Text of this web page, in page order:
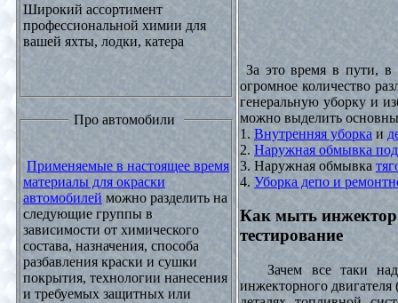
Широкий ассортимент
профессиональной химии для
вашей яхты, лодки, катера
Про автомобили
Применяемые в настоящее время
материалы для окраски
автомобилей можно разделить на
следующие группы в
зависимости от химического
состава, назначения, способа
разбавления краски и сушки
покрытия, технологии нанесения
и требуемых защитных или
За это время в пути, в
огромное количество
генеральную уборку и
можно выделить
1. Внутренняя уборка и
2. Наружная обмывка
3. Наружная обмывка
4. Уборка депо и
Как мыть
тестирование
Зачем все таки
инжекторного